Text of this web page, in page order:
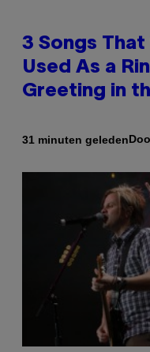
3 Songs
Used As a
Greeting in
31 minuten geleden